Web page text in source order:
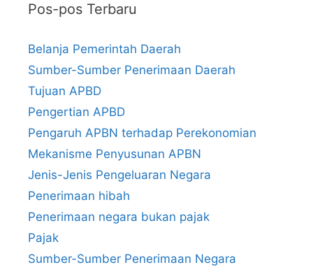
Pos-pos Terbaru
Belanja Pemerintah Daerah
Sumber-Sumber Penerimaan Daerah
Tujuan APBD
Pengertian APBD
Pengaruh APBN terhadap Perekonomian
Mekanisme Penyusunan APBN
Jenis-Jenis Pengeluaran Negara
Penerimaan hibah
Penerimaan negara bukan pajak
Pajak
Sumber-Sumber Penerimaan Negara